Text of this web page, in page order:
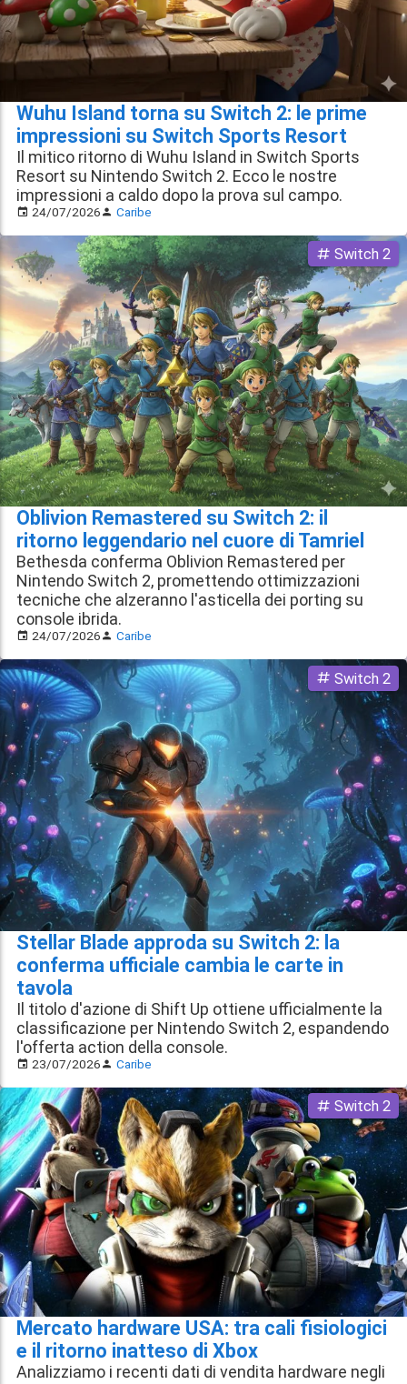
Wuhu Island torna su Switch 2: le prime
impressioni su Switch Sports Resort
Il mitico ritorno di Wuhu Island in Switch Sports
Resort su Nintendo Switch 2. Ecco le nostre
impressioni a caldo dopo la prova sul campo.
24/07/2026 Caribe
Oblivion Remastered su Switch 2: il
ritorno leggendario nel cuore di Tamriel
Switch 2
Bethesda conferma Oblivion Remastered per
Nintendo Switch 2, promettendo ottimizzazioni
tecniche che alzeranno l'asticella dei porting su
console ibrida.
24/07/2026 Caribe
Stellar Blade approda su Switch 2: la
conferma ufficiale cambia le carte in
tavola
Switch 2
Il titolo d'azione di Shift Up ottiene ufficialmente la
classificazione per Nintendo Switch 2, espandendo
l'offerta action della console.
23/07/2026 Caribe
Mercato hardware USA: tra cali fisiologici
e il ritorno inatteso di Xbox
Switch 2
Analizziamo i recenti dati di vendita hardware negli